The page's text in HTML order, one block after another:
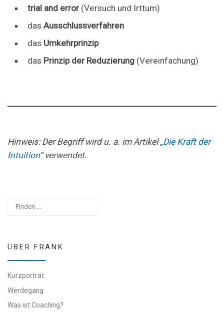
trial and error(Versuch und Irttum)
das Ausschlussverfahren
das Umkehrprinzip
das Prinzip der Reduzierung (Vereinfachung)
Hinweis: Der Begriff wird u. a. im Artikel „Die Kraft der
Intuition“ verwendet.
ÜBER FRANK
Kurzporträt
Werdegang
Was ist Coaching?